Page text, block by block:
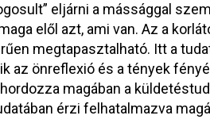
eljárni a mássággal
elől azt, ami van. Az a
megtapasztalható. Itt a
az önreflexió és a tények
magában a
érzi felhatalmazva